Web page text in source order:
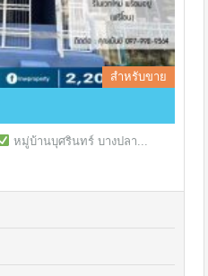
สำหรับขาย
หมู่บ้านบุศรินทร์ บางปลา...